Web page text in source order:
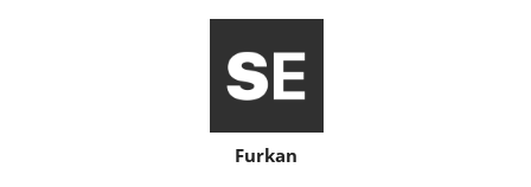
Furkan